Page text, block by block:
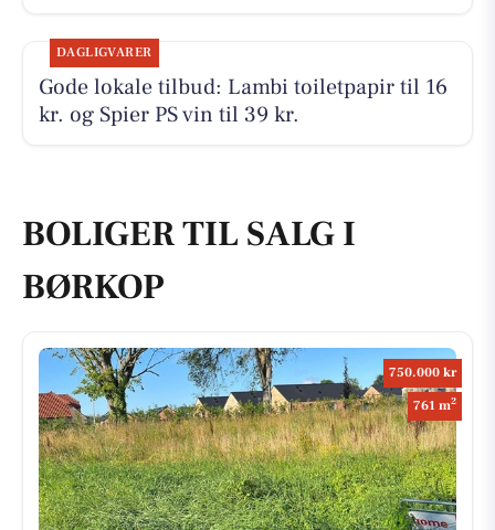
DAGLIGVARER
Gode lokale tilbud: Lambi toiletpapir til 16
kr. og Spier PS vin til 39 kr.
BOLIGER TIL SALG I
BØRKOP
750.000 kr
761 m2